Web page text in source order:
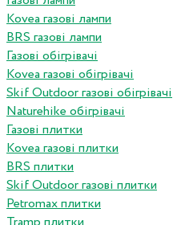
Kovea газові лампи
BRS газові лампи
Газові обігрівачі
Kovea газові обігрівачі
Skif Outdoor газові обігрівачі
Naturehike обігрівачі
Газові плитки
Kovea газові плитки
BRS плитки
Skif Outdoor газові плитки
Petromax плитки